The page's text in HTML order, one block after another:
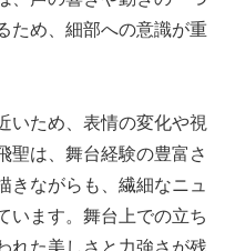
ため、細部への意識が重
いため、表情の変化や視
聖は、舞台経験の豊富さ
きながらも、繊細なニュ
います。舞台上での立ち